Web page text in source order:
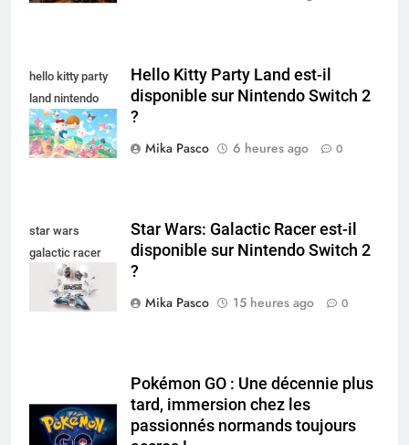
hello kitty party
land nintendo
switch
Hello Kitty Party Land est-il
disponible sur Nintendo Switch 2
?
Mika Pasco
6 heures ago 0
star wars
galactic racer
nintendo switch
Star Wars: Galactic Racer est-il
disponible sur Nintendo Switch 2
?
Mika Pasco
15 heures ago 0
Pokémon GO : Une décennie plus
tard, immersion chez les
passionnés normands toujours